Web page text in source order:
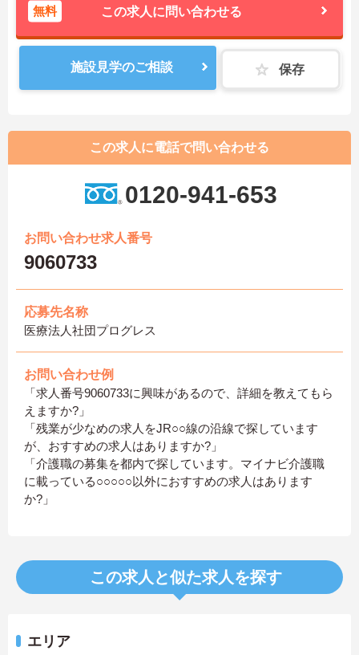
無料 この求人に問い合わせる
施設見学のご相談 保存
この求人に電話で問い合わせる
0120-941-653
お問い合わせ求人番号
9060733
応募先名称
医療法人社団プログレス
お問い合わせ例
「求人番号9060733に興味があるので、詳細を教えてもら
えますか?」
「残業が少なめの求人をJR○○線の沿線で探しています
が、おすすめの求人はありますか?」
「介護職の募集を都内で探しています。マイナビ介護職
に載っている○○○○○以外におすすめの求人はあります
か?」
この求人と似た求人を探す
エリア